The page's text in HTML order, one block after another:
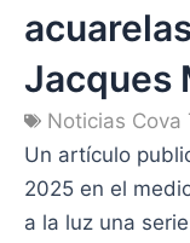
Jacques
Noticias Cova
Un artículo
2025 en el
a la luz una